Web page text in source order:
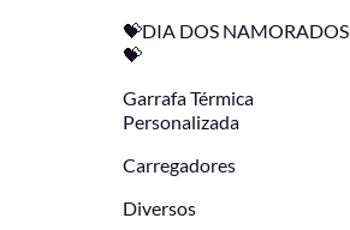
💝DIA DOS NAMORADOS
💝
Garrafa Térmica
Personalizada
Carregadores
Diversos